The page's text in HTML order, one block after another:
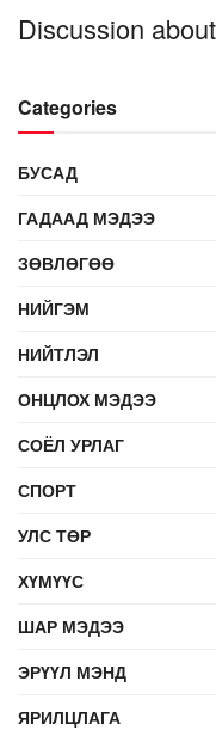
Discussion
Categories
БУСАД
ГАДААД МЭДЭЭ
ЗӨВЛӨГӨӨ
НИЙГЭМ
НИЙТЛЭЛ
ОНЦЛОХ МЭДЭЭ
СОЁЛ УРЛАГ
СПОРТ
УЛС ТӨР
ХҮМҮҮС
ШАР МЭДЭЭ
ЭРҮҮЛ МЭНД
ЯРИЛЦЛАГА